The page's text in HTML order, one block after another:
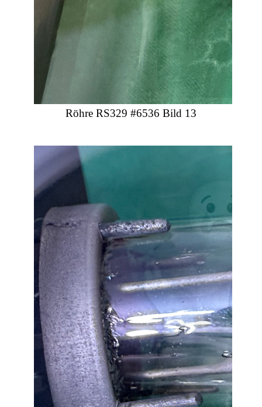
Röhre RS329 #6536 Bild 13